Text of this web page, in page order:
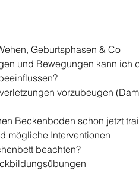
Geburtsphasen & Co
und Bewegungen kann ich
vorzubeugen
Beckenboden schon jetzt
mögliche Interventionen
beachten?